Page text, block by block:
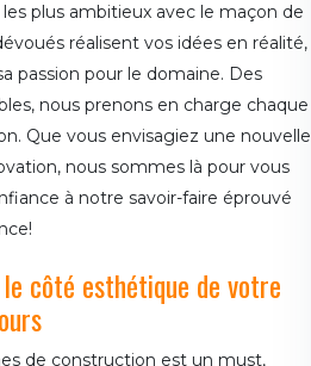
plus ambitieux avec le maçon de
réalisent vos idées en réalité,
passion pour le domaine. Des
nous prenons en charge chaque
Que vous envisagiez une nouvelle
nous sommes là pour vous
à notre savoir-faire éprouvé
côté esthétique de votre
de construction est un must,